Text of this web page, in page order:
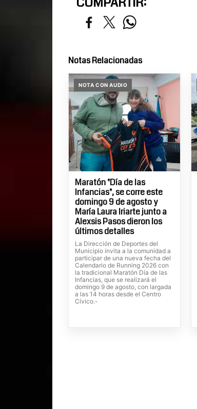
Notas Relacionadas
NOTA CON AUDIO
Maratón "Día de las
Infancias", se corre este
domingo 9 de agosto y
María Laura Iriarte junto a
Alexsis Pasos dieron los
últimos detalles
La Dirección de Deportes del
Municipio invita a la comunidad a
participar de una nueva fecha del
Calendario de Running 2026 con
la tradicional Maratón Día de las
Infancias, que se realizará el
domingo 9 de agosto, con largada
a las 14 horas desde el Centro
Cívico.-